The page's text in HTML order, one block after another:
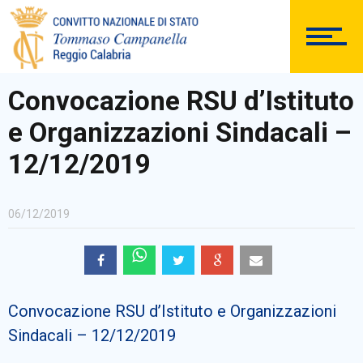
DOCUMENTAZIONE
PERSONALE
BACHECA SINDACALE
Convocazione RSU d’Istituto
e Organizzazioni Sindacali –
12/12/2019
06/12/2019
Convocazione RSU d’Istituto e Organizzazioni
Sindacali – 12/12/2019